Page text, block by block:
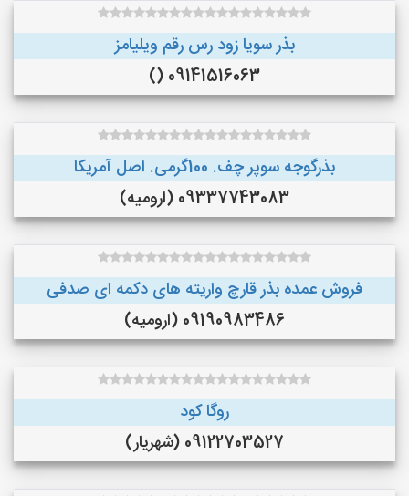
بذر سویا زود رس رقم ویلیامز
09141516063 ()
بذرگوجه‌ سوپر چف. 100گرمی. اصل آمریکا
09337743083 (ارومیه)
فروش عمده بذر قارچ واریته های دکمه ای صدفی
09190983486 (ارومیه)
روگا کود
09122703527 (شهریار)